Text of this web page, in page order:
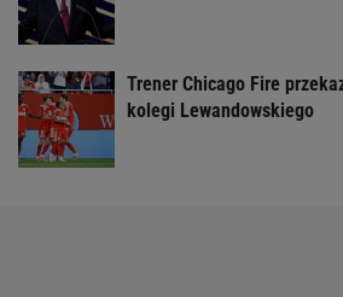
Trener Chicago Fire
kolegi Lewandowskiego